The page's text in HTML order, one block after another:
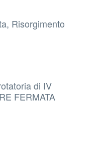
Risorgimento
di IV
FERMATA